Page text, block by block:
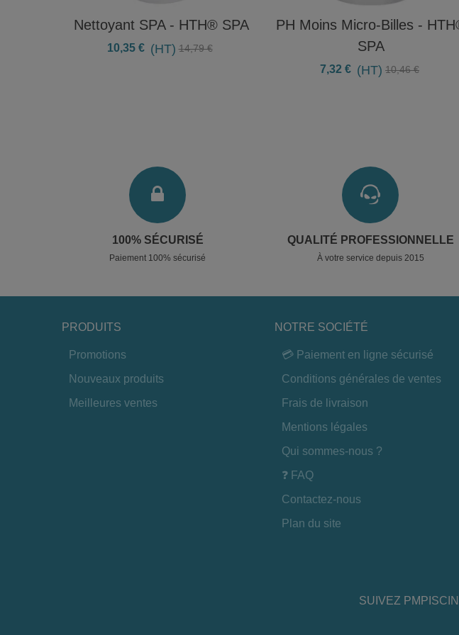
Nettoyant SPA - HTH® SPA
10,35 € (HT) 14,79 €
PH Moins Micro-Billes -
SPA
7,32 € (HT) 10,46 €
100% SÉCURISÉ
Paiement 100% sécurisé
QUALITÉ PROFESSIONNELLE
À votre service depuis 2015
PRODUITS
Promotions
Nouveaux produits
Meilleures ventes
NOTRE SOCIÉTÉ
💳 Paiement en ligne sécurisé
Conditions générales de ventes
Frais de livraison
Mentions légales
Qui sommes-nous ?
❓ FAQ
Contactez-nous
Plan du site
SUIVEZ